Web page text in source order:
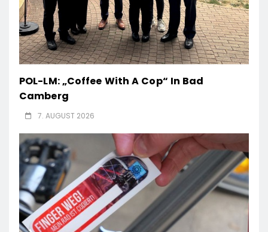
POL-LM: „Coffee With A Cop“ In Bad
Camberg
7. AUGUST 2026